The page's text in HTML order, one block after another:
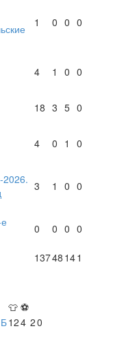
1 0 0 0
4 1 0 0
18 3 5 0
4 0 1 0
2026. 3 1 0 0
0 0 0 0
13748 141
👕 ⚽
124 20